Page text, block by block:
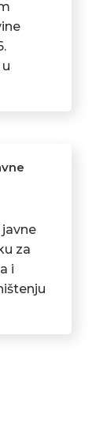
za
i